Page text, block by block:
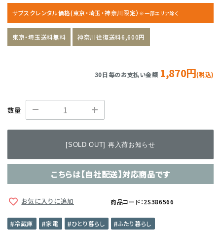
サブスクレンタル価格(東京・埼玉・神奈川限定） ※一部エリア除く
東京・埼玉送料無料 神奈川往復送料6,600円
30日毎のお支払い金額 1,870円(税込)
数量
[SOLD OUT] 再入荷お知らせ
こちらは【自社配送】対応商品です
お気に入りに追加 商品コード：2S386566
冷蔵庫 家電 ひとり暮らし ふたり暮らし